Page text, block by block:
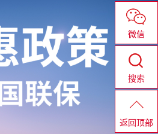
微信
搜索
返回顶部